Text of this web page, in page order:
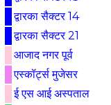
द्वारका सैक्टर 14
द्वारका सैक्टर 21
आजाद नगर पूर्व
एस्कॉर्ट्स मुजेसर
ई एस आई अस्पताल